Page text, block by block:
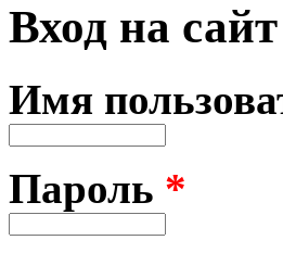
Вход на сайт
Имя
Пароль *